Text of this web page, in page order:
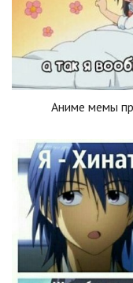
Аниме мемы